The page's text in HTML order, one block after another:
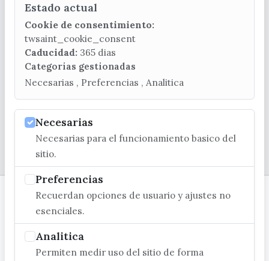
CONTACTA CON LA OFICINA DE TURISMO
(+34) 952 541 104
turismo@velezmalaga.es
C/ Poniente, 2. CP 29740 - Torre del Mar
Estado actual
Cookie de consentimiento:
twsaint_cookie_consent
Caducidad: 365 dias
Categorias gestionadas
Necesarias , Preferencias , Analitica
Necesarias
Necesarias para el funcionamiento basico del
sitio.
Preferencias
Recuerdan opciones de usuario y ajustes no
esenciales.
Analitica
Permiten medir uso del sitio de forma